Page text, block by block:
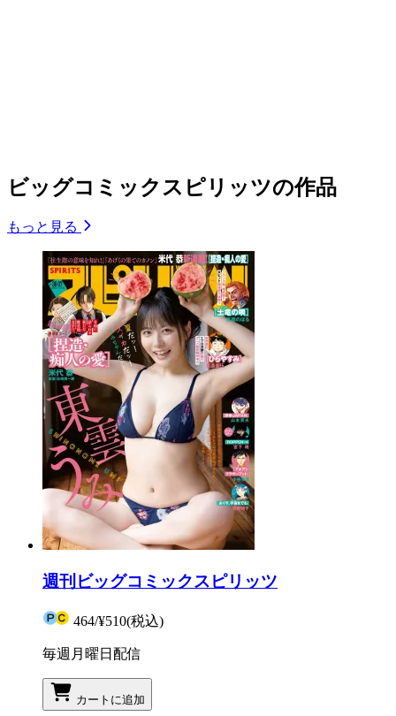
ビッグコミックスピリッツの作品
もっと見る
週刊ビッグコミックスピリッツ
464/¥510(税込)
毎週月曜日配信
カートに追加